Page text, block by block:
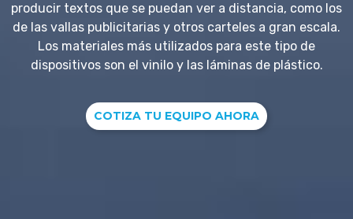
producir textos que se puedan ver a distancia, como los
de las vallas publicitarias y otros carteles a gran escala.
Los materiales más utilizados para este tipo de
dispositivos son el vinilo y las láminas de plástico.
COTIZA TU EQUIPO AHORA